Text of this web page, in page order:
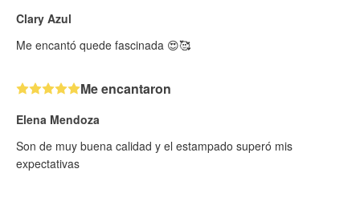
Clary Azul
Me encantó quede fascinada 😍🥰
Me encantaron
Elena Mendoza
Son de muy buena calidad y el estampado superó mis
expectativas